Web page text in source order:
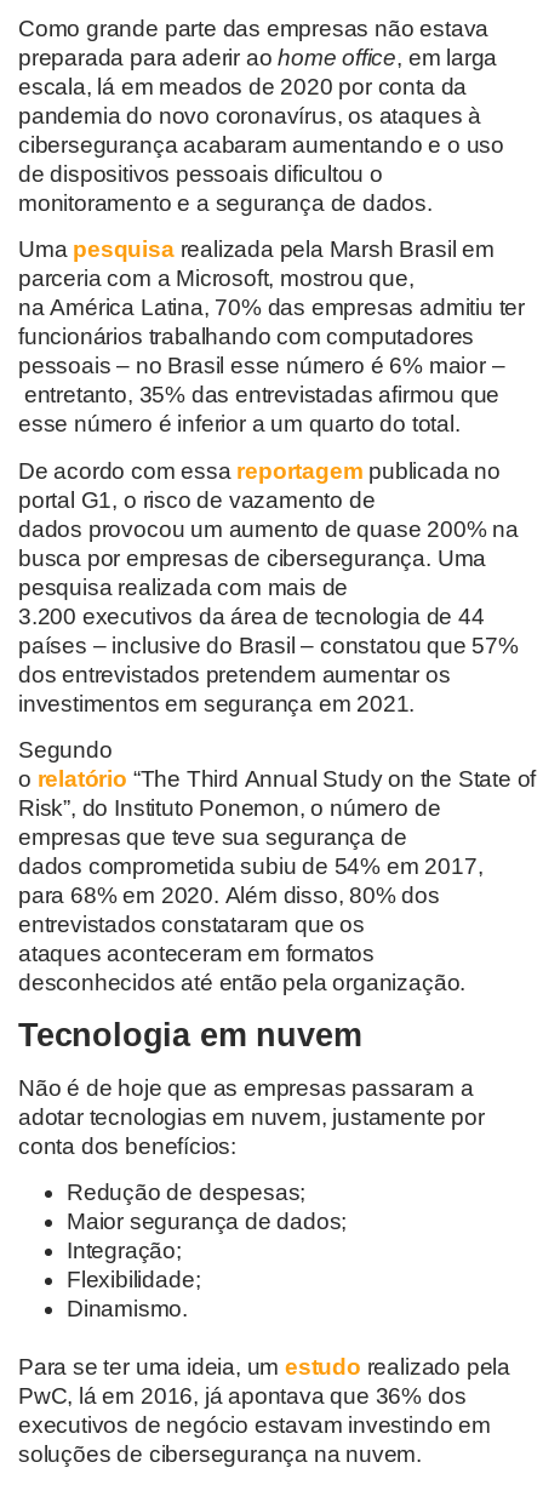
Como grande parte das empresas não estava
preparada para aderir aohome office, em larga
escala, lá em meados de 2020 por conta da
pandemia do novo coronavírus, os ataques à
cibersegurança acabaram aumentando e o uso
de dispositivos pessoais dificultou o
monitoramento e a segurança de dados.
Uma pesquisa realizada pela Marsh Brasil em
parceria com a Microsoft, mostrou que,
naAmérica Latina, 70% das empresas admitiu ter
funcionários trabalhando com computadores
pessoais – no Brasil esse número é 6% maior –
entretanto, 35% das entrevistadas afirmou que
esse número é inferior a um quarto do total.
De acordo com essa reportagem publicada no
portal G1, o risco de vazamento de
dados provocou um aumento de quase 200% na
busca por empresas de cibersegurança. Uma
pesquisa realizada com mais de
3.200 executivos da área de tecnologia de 44
países – inclusive do Brasil – constatou que 57%
dos entrevistados pretendem aumentar os
investimentosem segurança em 2021.
Segundo
o relatório “The Third Annual Study on the State of
Risk”, do Instituto Ponemon,o número de
empresas que teve sua segurança de
dados comprometida subiu de 54% em 2017,
para 68% em 2020. Além disso, 80% dos
entrevistados constataram que os
ataquesaconteceram em formatos
desconhecidos até então pela organização.
Tecnologia em nuvem
Não é de hoje que as empresas passaram a
adotar tecnologias em nuvem, justamente por
conta dos benefícios:
Redução de despesas;
Maior segurança de dados;
Integração;
Flexibilidade;
Dinamismo.
Para se ter uma ideia, umestudo realizado pela
PwC, lá em 2016, já apontava que 36% dos
executivos de negócio estavam investindo em
soluções de cibersegurança na nuvem.